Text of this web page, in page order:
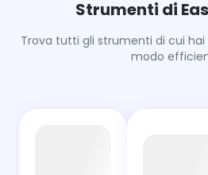
algoritmi sofisticati.
Strumenti di
Trova tutti gli strumenti di cui hai
modo